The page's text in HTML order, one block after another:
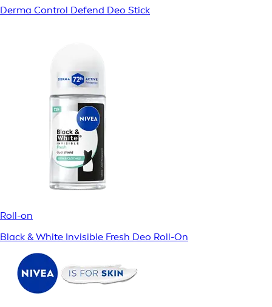
Derma Control Defend Deo Stick
Roll-on
Black & White Invisible Fresh Deo Roll-On